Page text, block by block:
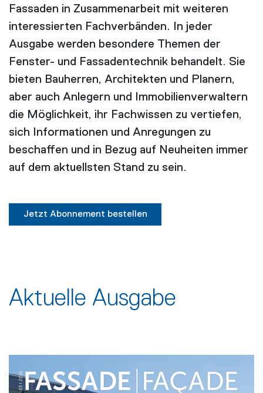
Fassaden in Zusammenarbeit mit weiteren
interessierten Fachverbänden. In jeder
Ausgabe werden besondere Themen der
Fenster- und Fassadentechnik behandelt. Sie
bieten Bauherren, Architekten und Planern,
aber auch Anlegern und Immobilienverwaltern
die Möglichkeit, ihr Fachwissen zu vertiefen,
sich Informationen und Anregungen zu
beschaffen und in Bezug auf Neuheiten immer
auf dem aktuellsten Stand zu sein.
Jetzt Abonnement bestellen
Aktuelle Ausgabe